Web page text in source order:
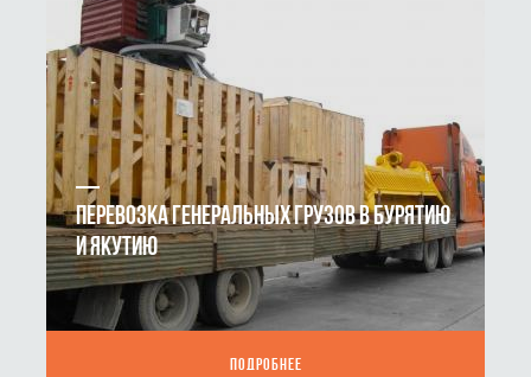
ПЕРЕВОЗКА ГЕНЕРАЛЬНЫХ ГРУЗОВ В БУРЯТИЮ
И ЯКУТИЮ
ПОДРОБНЕЕ